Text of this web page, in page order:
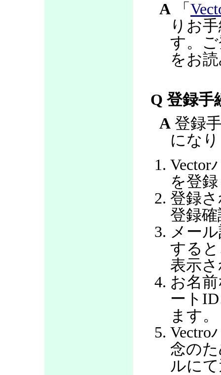
A 「
りお
す。
をお
Q 登録手
A 登録
にな
Vector
を登
登録
登録
メー
する
表示
お名
ート
ます。
Vectro
念の
ルに